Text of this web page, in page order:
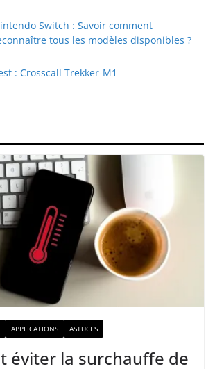
Switch : Savoir comment
tous les modèles disponibles ?
: Crosscall Trekker-M1
APPLICATIONS ASTUCES
éviter la surchauffe de